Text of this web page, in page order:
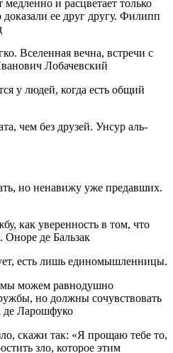
медленно и расцветает только
ее друг другу. Филипп
Вселенная вечна, встречи с
Лобачевский
у людей, когда есть общий
чем без друзей. Унсур аль-
но ненавижу уже предавших.
как уверенность в том, что
Оноре де Бальзак
есть лишь единомышленницы.
мы можем равнодушно
но должны сочувствовать
де Ларошфуко
скажи так: «Я прощаю тебе то,
зло, которое этим